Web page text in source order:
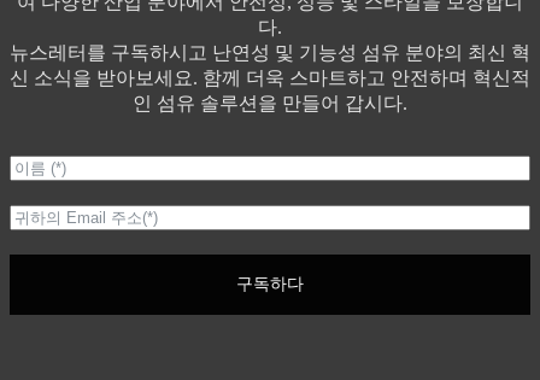
다.
뉴스레터를 구독하시고 난연성 및 기능성 섬유 분야의 최신 혁
신 소식을 받아보세요. 함께 더욱 스마트하고 안전하며 혁신적
인 섬유 솔루션을 만들어 갑시다.
구독하다